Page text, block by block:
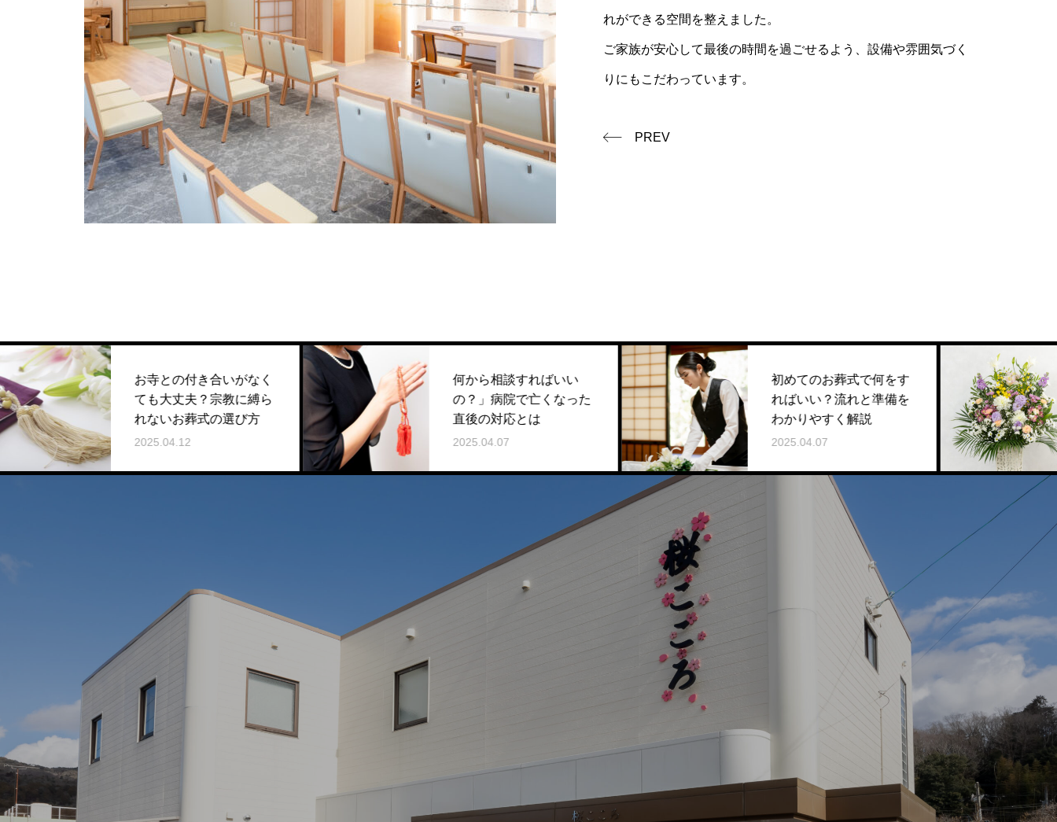
れができる空間を整えました。
ご家族が安心して最後の時間を過ごせるよう、設備や雰囲気づく
りにもこだわっています。
PREV
お寺との付き合いがなく
ても大丈夫？宗教に縛ら
れないお葬式の選び方
2025.04.12
何から相談すればいい
の？」病院で亡くなった
直後の対応とは
2025.04.07
初めてのお葬式で何をす
ればいい？流れと準備を
わかりやすく解説
2025.04.07
供花
贈る
流れ